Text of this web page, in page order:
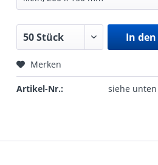
In den
Merken
Artikel-Nr.: siehe unten